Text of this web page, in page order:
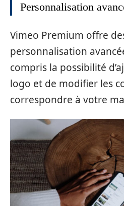
Personnalisation
Vimeo Premium offre
personnalisation
compris la possibilité
logo et de modifier les
correspondre à votre